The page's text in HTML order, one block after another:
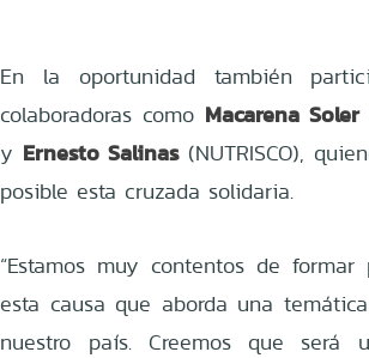
En la oportunidad también
colaboradoras como Macarena Soler
y Ernesto Salinas(NUTRISCO),
posible esta cruzada solidaria.
“Estamos muy contentos de
esta causa que aborda una
nuestro país. Creemos que será